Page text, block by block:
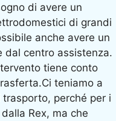
di avere un
di grandi
anche avere un
dal centro assistenza.
tiene conto
teniamo a
perché per i
Rex, ma che